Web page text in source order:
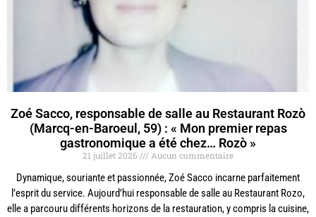
Zoé Sacco, responsable de salle au Restaurant Rozò
(Marcq-en-Baroeul, 59) : « Mon premier repas
gastronomique a été chez… Rozò »
21 juillet 2026 Aucun commentaire
Dynamique, souriante et passionnée, Zoé Sacco incarne parfaitement
l’esprit du service. Aujourd’hui responsable de salle au Restaurant Rozo,
elle a parcouru différents horizons de la restauration, y compris la cuisine,